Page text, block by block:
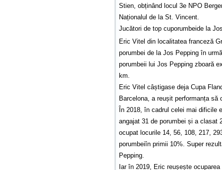
Stien, obținând locul 3e NPO
Naționalul de la St. Vincent.
Jucători de top cuporumbeide la
Eric Vitel din localitatea franceză
porumbei de la Jos Pepping în
porumbeii lui Jos Pepping zboară
km.
Eric Vitel câștigase deja Cupa
Barcelona, a reușit performanța să
În 2018, în cadrul celei mai dificile
angajat 31 de porumbei și a clasat
ocupat locurile 14, 56, 108, 217,
porumbeiîn primii 10%. Super
Pepping.
Iar în 2019, Eric reușește